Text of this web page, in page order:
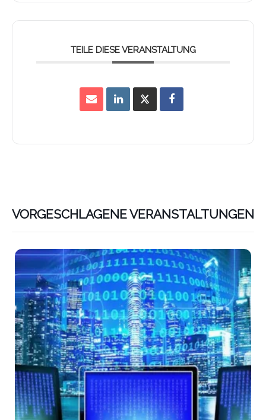
TEILE DIESE VERANSTALTUNG
VORGESCHLAGENE VERANSTALTUNGEN